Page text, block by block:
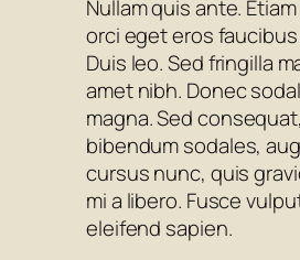
Nullam quis ante.
orci eget eros
Duis leo. Sed fringilla
amet nibh. Donec
magna. Sed
bibendum sodales,
cursus nunc, quis
mi a libero. Fusce
eleifend sapien.